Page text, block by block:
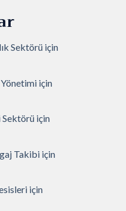
Sektörü için
için
Sektörü için
Takibi için
için